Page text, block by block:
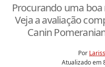
Procurando uma
Veja a avaliação
Canin
Por
Atualizado em